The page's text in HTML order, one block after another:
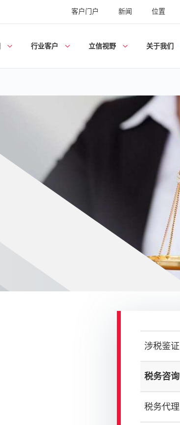
客户门户 新闻 位置
行业客户 立信视野 关于我们
涉税鉴证
税务咨询
税务代理